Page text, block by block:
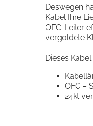
Deswegen
Kabel Ihre
OFC-Leiter
vergoldete
Dieses
OFC –
24kt